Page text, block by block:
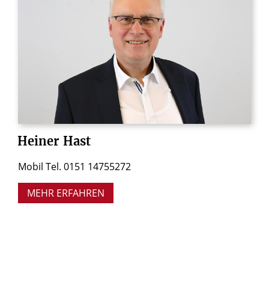
Heiner Hast
Mobil Tel. 0151 14755272
MEHR ERFAHREN